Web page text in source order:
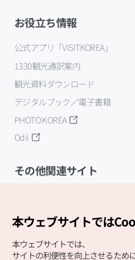
お役立ち情報
公式アプリ「VISITKOREA」
1330観光通訳案内
観光資料ダウンロード
デジタルブック／電子書籍
PHOTO KOREA
Odii
その他関連サイト
本ウェブサイトでは
本ウェブサイトでは、
サイトの利便性を向上させるため